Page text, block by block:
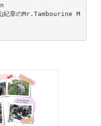
山紀章のMr.Tambourine M